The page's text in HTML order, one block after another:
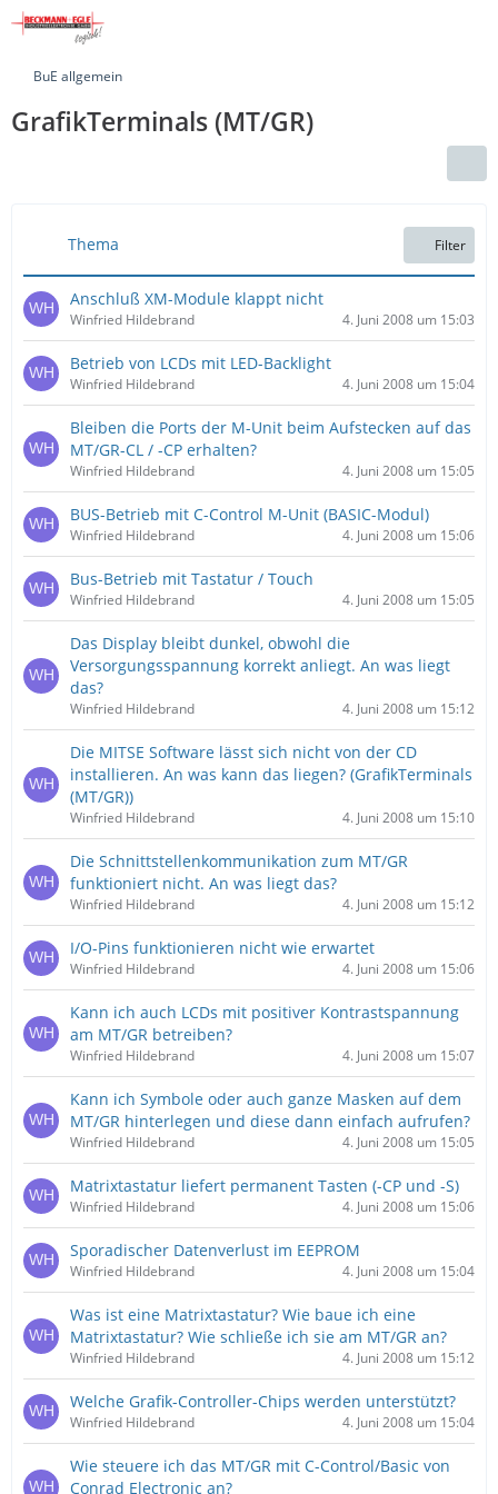
BuE allgemein
GrafikTerminals (MT/GR)
Thema Filter
Anschluß XM-Module klappt nicht
Winfried Hildebrand 4. Juni 2008 um 15:03
Betrieb von LCDs mit LED-Backlight
Winfried Hildebrand 4. Juni 2008 um 15:04
Bleiben die Ports der M-Unit beim Aufstecken auf das
MT/GR-CL / -CP erhalten?
Winfried Hildebrand 4. Juni 2008 um 15:05
BUS-Betrieb mit C-Control M-Unit (BASIC-Modul)
Winfried Hildebrand 4. Juni 2008 um 15:06
Bus-Betrieb mit Tastatur / Touch
Winfried Hildebrand 4. Juni 2008 um 15:05
Das Display bleibt dunkel, obwohl die
Versorgungsspannung korrekt anliegt. An was liegt
das?
Winfried Hildebrand 4. Juni 2008 um 15:12
Die MITSE Software lässt sich nicht von der CD
installieren. An was kann das liegen? (GrafikTerminals
(MT/GR))
Winfried Hildebrand 4. Juni 2008 um 15:10
Die Schnittstellenkommunikation zum MT/GR
funktioniert nicht. An was liegt das?
Winfried Hildebrand 4. Juni 2008 um 15:12
I/O-Pins funktionieren nicht wie erwartet
Winfried Hildebrand 4. Juni 2008 um 15:06
Kann ich auch LCDs mit positiver Kontrastspannung
am MT/GR betreiben?
Winfried Hildebrand 4. Juni 2008 um 15:07
Kann ich Symbole oder auch ganze Masken auf dem
MT/GR hinterlegen und diese dann einfach aufrufen?
Winfried Hildebrand 4. Juni 2008 um 15:05
Matrixtastatur liefert permanent Tasten (-CP und -S)
Winfried Hildebrand 4. Juni 2008 um 15:06
Sporadischer Datenverlust im EEPROM
Winfried Hildebrand 4. Juni 2008 um 15:04
Was ist eine Matrixtastatur? Wie baue ich eine
Matrixtastatur? Wie schließe ich sie am MT/GR an?
Winfried Hildebrand 4. Juni 2008 um 15:12
Welche Grafik-Controller-Chips werden unterstützt?
Winfried Hildebrand 4. Juni 2008 um 15:04
Wie steuere ich das MT/GR mit C-Control/Basic von
Conrad Electronic an?